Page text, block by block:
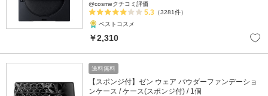
@cosmeクチコミ評価
5.3 （3281件）
ベストコスメ
￥2,310
送料無料
【スポンジ付】ゼン ウェア パウダーファンデーショ
ンケース / ケース(スポンジ付) / 1個